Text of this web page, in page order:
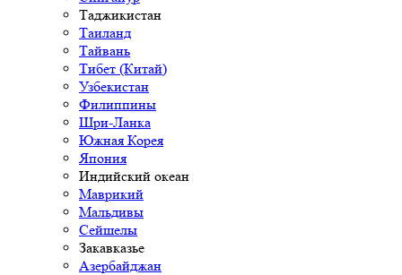
Таджикистан
Таиланд
Тайвань
Тибет (Китай)
Узбекистан
Филиппины
Шри-Ланка
Южная Корея
Япония
Индийский океан
Маврикий
Мальдивы
Сейшелы
Закавказье
Азербайджан